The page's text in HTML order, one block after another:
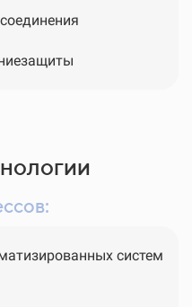
систем